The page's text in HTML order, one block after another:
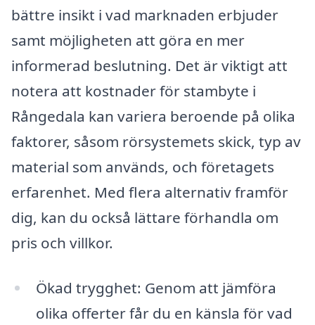
bättre insikt i vad marknaden erbjuder
samt möjligheten att göra en mer
informerad beslutning. Det är viktigt att
notera att kostnader för stambyte i
Rångedala kan variera beroende på olika
faktorer, såsom rörsystemets skick, typ av
material som används, och företagets
erfarenhet. Med flera alternativ framför
dig, kan du också lättare förhandla om
pris och villkor.
Ökad trygghet: Genom att jämföra
olika offerter får du en känsla för vad